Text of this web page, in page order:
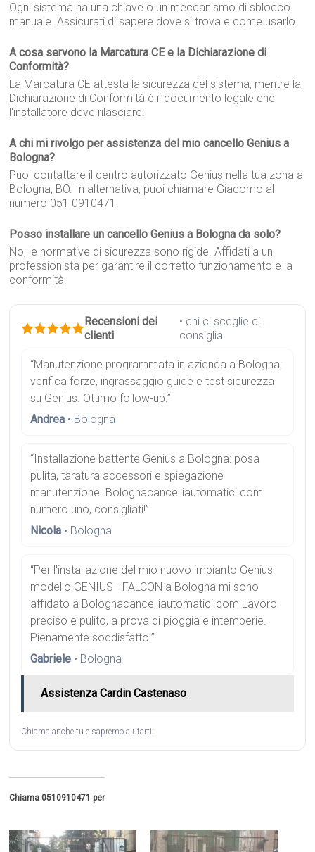
Ogni sistema ha una chiave o un meccanismo di sblocco
manuale. Assicurati di sapere dove si trova e come usarlo.
A cosa servono la Marcatura CE e la Dichiarazione di
Conformità?
La Marcatura CE attesta la sicurezza del sistema, mentre la
Dichiarazione di Conformità è il documento legale che
l'installatore deve rilasciare.
A chi mi rivolgo per assistenza del mio cancello Genius a
Bologna?
Puoi contattare il centro autorizzato Genius nella tua zona a
Bologna, BO. In alternativa, puoi chiamare Giacomo al
numero 051 0910471.
Posso installare un cancello Genius a Bologna da solo?
No, le normative di sicurezza sono rigide. Affidati a un
professionista per garantire il corretto funzionamento e la
conformità.
Recensioni dei
clienti
• chi ci sceglie ci
consiglia
“Manutenzione programmata in azienda a Bologna:
verifica forze, ingrassaggio guide e test sicurezza
su Genius. Ottimo follow-up.”
Andrea • Bologna
“Installazione battente Genius a Bologna: posa
pulita, taratura accessori e spiegazione
manutenzione. Bolognacancelliautomatici.com
numero uno, consigliati!”
Nicola • Bologna
“Per l'installazione del mio nuovo impianto Genius
modello GENIUS - FALCON a Bologna mi sono
affidato a Bolognacancelliautomatici.com Lavoro
preciso e pulito, a prova di pioggia e intemperie.
Pienamente soddisfatto.”
Gabriele • Bologna
Assistenza Cardin Castenaso
Chiama anche tu e sapremo aiutarti!.
Chiama 0510910471 per